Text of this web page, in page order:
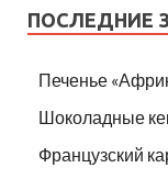
ПОСЛЕДНИЕ
Печенье
Шоколадные
Французский